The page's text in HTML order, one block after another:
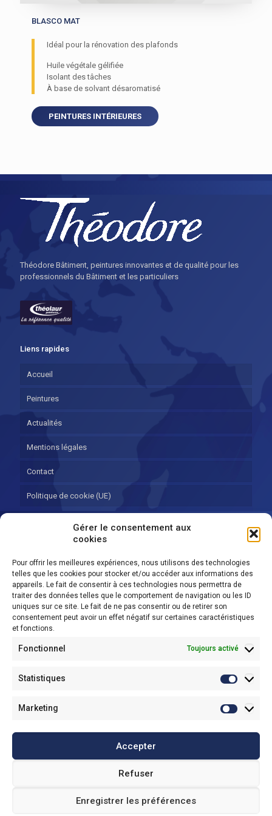
Gérer le consentement aux
cookies
Pour offrir les meilleures expériences, nous utilisons des technologies
telles que les cookies pour stocker et/ou accéder aux informations des
appareils. Le fait de consentir à ces technologies nous permettra de
traiter des données telles que le comportement de navigation ou les ID
uniques sur ce site. Le fait de ne pas consentir ou de retirer son
consentement peut avoir un effet négatif sur certaines caractéristiques
et fonctions.
Fonctionnel Toujours activé
Statistiques
Marketing
Accepter
Refuser
Enregistrer les préférences
BLASCO MAT
Idéal pour la rénovation des plafonds
Huile végétale gélifiée
Isolant des tâches
À base de solvant désaromatisé
PEINTURES INTÉRIEURES
Théodore Bâtiment, peintures innovantes et de qualité pour les
professionnels du Bâtiment et les particuliers
Liens rapides
Accueil
Peintures
Actualités
Mentions légales
Contact
Politique de cookie (UE)
59139 Noyelles Les Seclin
03 61 26 54 32
Service colorimétrie
Service technique